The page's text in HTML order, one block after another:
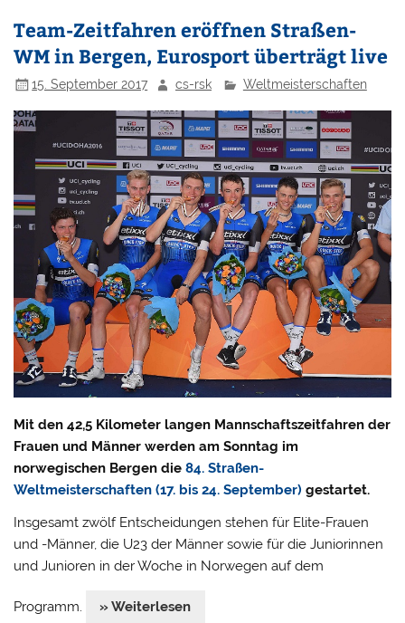
Team-Zeitfahren eröffnen Straßen-
WM in Bergen, Eurosport überträgt live
15. September 2017 cs-rsk Weltmeisterschaften
Mit den 42,5 Kilometer langen Mannschaftszeitfahren der
Frauen und Männer werden am Sonntag im
norwegischen Bergen die84. Straßen-
Weltmeisterschaften (17. bis 24. September) gestartet.
Insgesamt zwölf Entscheidungen stehen für Elite-Frauen
und -Männer, die U23 der Männer sowie für die Juniorinnen
und Junioren in der Woche in Norwegen auf dem
Programm. » Weiterlesen